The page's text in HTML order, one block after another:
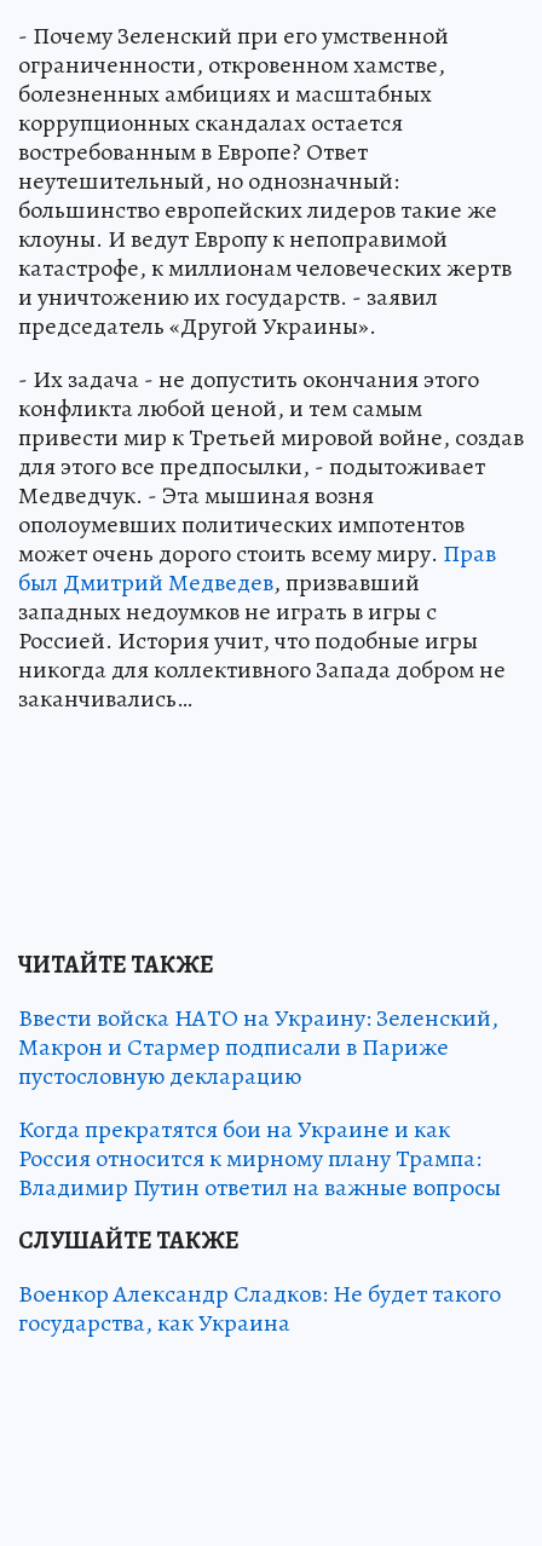
- Почему Зеленский при его умственной
ограниченности, откровенном хамстве,
болезненных амбициях и масштабных
коррупционных скандалах остается
востребованным в Европе? Ответ
неутешительный, но однозначный:
большинство европейских лидеров такие же
клоуны. И ведут Европу к непоправимой
катастрофе, к миллионам человеческих жертв
и уничтожению их государств. - заявил
председатель «Другой Украины».
- Их задача - не допустить окончания этого
конфликта любой ценой, и тем самым
привести мир к Третьей мировой войне, создав
для этого все предпосылки, - подытоживает
Медведчук. - Эта мышиная возня
ополоумевших политических импотентов
может очень дорого стоить всему миру. Прав
был Дмитрий Медведев, призвавший
западных недоумков не играть в игры с
Россией. История учит, что подобные игры
никогда для коллективного Запада добром не
заканчивались…
ЧИТАЙТЕ ТАКЖЕ
Ввести войска НАТО на Украину: Зеленский,
Макрон и Стармер подписали в Париже
пустословную декларацию
Когда прекратятся бои на Украине и как
Россия относится к мирному плану Трампа:
Владимир Путин ответил на важные вопросы
СЛУШАЙТЕ ТАКЖЕ
Военкор Александр Сладков: Не будет такого
государства, как Украина